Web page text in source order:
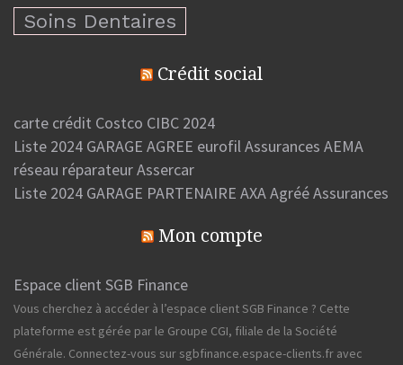
Soins Dentaires
Crédit social
carte crédit Costco CIBC 2024
Liste 2024 GARAGE AGREE eurofil Assurances AEMA
réseau réparateur Assercar
Liste 2024 GARAGE PARTENAIRE AXA Agréé Assurances
Mon compte
Espace client SGB Finance
Vous cherchez à accéder à l’espace client SGB Finance ? Cette
plateforme est gérée par le Groupe CGI, filiale de la Société
Générale. Connectez-vous sur sgbfinance.espace-clients.fr avec